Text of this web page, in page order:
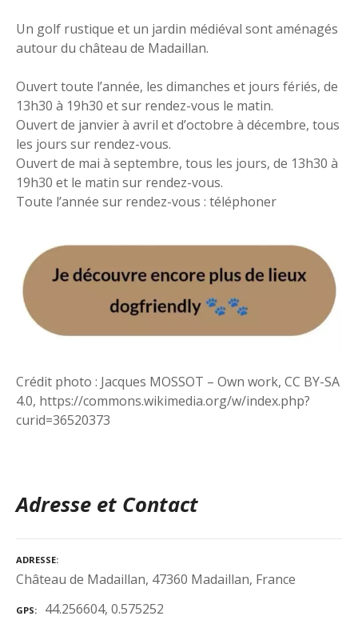
Un golf rustique et un jardin médiéval sont aménagés
autour du château de Madaillan.
Ouvert toute l’année, les dimanches et jours fériés, de
13h30 à 19h30 et sur rendez-vous le matin.
Ouvert de janvier à avril et d’octobre à décembre, tous
les jours sur rendez-vous.
Ouvert de mai à septembre, tous les jours, de 13h30 à
19h30 et le matin sur rendez-vous.
Toute l’année sur rendez-vous : téléphoner
Crédit photo : Jacques MOSSOT – Own work, CC BY-SA
4.0, https://commons.wikimedia.org/w/index.php?
curid=36520373
Adresse et Contact
ADRESSE
Château de Madaillan, 47360 Madaillan, France
GPS 44.256604, 0.575252